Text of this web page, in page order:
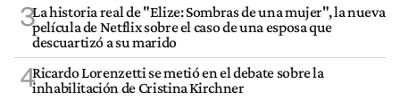
3La historia real de "Elize: Sombras de una mujer", la nueva
película de Netflix sobre el caso de una esposa que
descuartizó a su marido
4Ricardo Lorenzetti se metió en el debate sobre la
inhabilitación de Cristina Kirchner